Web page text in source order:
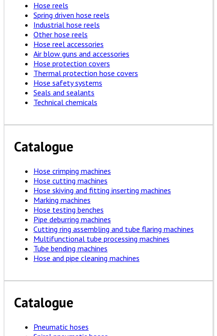
Hose reels
Spring driven hose reels
Industrial hose reels
Other hose reels
Hose reel accessories
Air blow guns and accessories
Hose protection covers
Thermal protection hose covers
Hose safety systems
Seals and sealants
Technical chemicals
Catalogue
Hose crimping machines
Hose cutting machines
Hose skiving and fitting inserting machines
Marking machines
Hose testing benches
Pipe deburring machines
Cutting ring assembling and tube flaring machines
Multifunctional tube processing machines
Tube bending machines
Hose and pipe cleaning machines
Catalogue
Pneumatic hoses